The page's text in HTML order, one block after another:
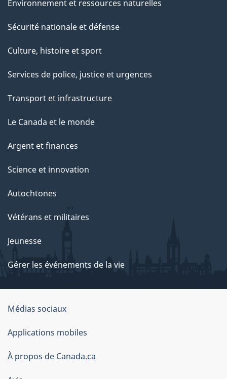
t
e
a
g
Environnement et ressources naturelles
Sécurité nationale et défense
Culture, histoire et sport
Services de police, justice et urgences
Transport et infrastructure
Le Canada et le monde
Argent et finances
Science et innovation
Autochtones
Vétérans et militaires
Jeunesse
Gérer les événements de la vie
Organisation
du
gouvernement
du
Canada
Médias sociaux
Applications mobiles
À propos de Canada.ca